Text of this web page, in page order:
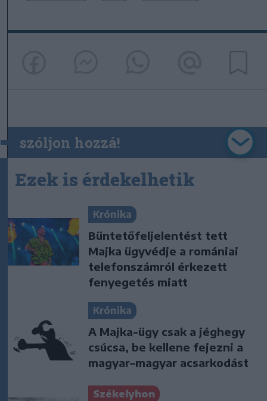
szóljon hozzá!
Ezek is érdekelhetik
Krónika
Büntetőfeljelentést tett
Majka ügyvédje a romániai
telefonszámról érkezett
fenyegetés miatt
Krónika
A Majka-ügy csak a jéghegy
csúcsa, be kellene fejezni a
magyar–magyar acsarkodást
Székelyhon